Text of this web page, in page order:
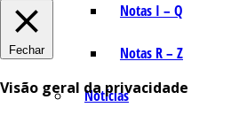
Notas I – Q
Notas R – Z
Notícias
Fechar
Visão geral da privacidade